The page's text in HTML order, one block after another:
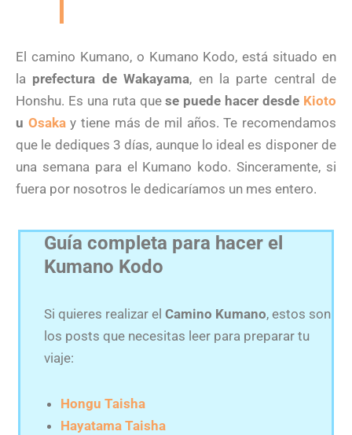
El camino Kumano, o Kumano Kodo, está situado en
la prefectura de Wakayama, en la parte central de
Honshu. Es una ruta quese puede hacer desde Kioto
u Osaka y tiene más de mil años. Te recomendamos
que le dediques 3 días, aunque lo ideal es disponer de
una semana para el Kumano kodo. Sinceramente, si
fuera por nosotros le dedicaríamos un mes entero.
Guía completa para hacer el
Kumano Kodo
Si quieres realizar el Camino Kumano, estos son
los posts que necesitas leer para preparar tu
viaje:
Hongu Taisha
Hayatama Taisha